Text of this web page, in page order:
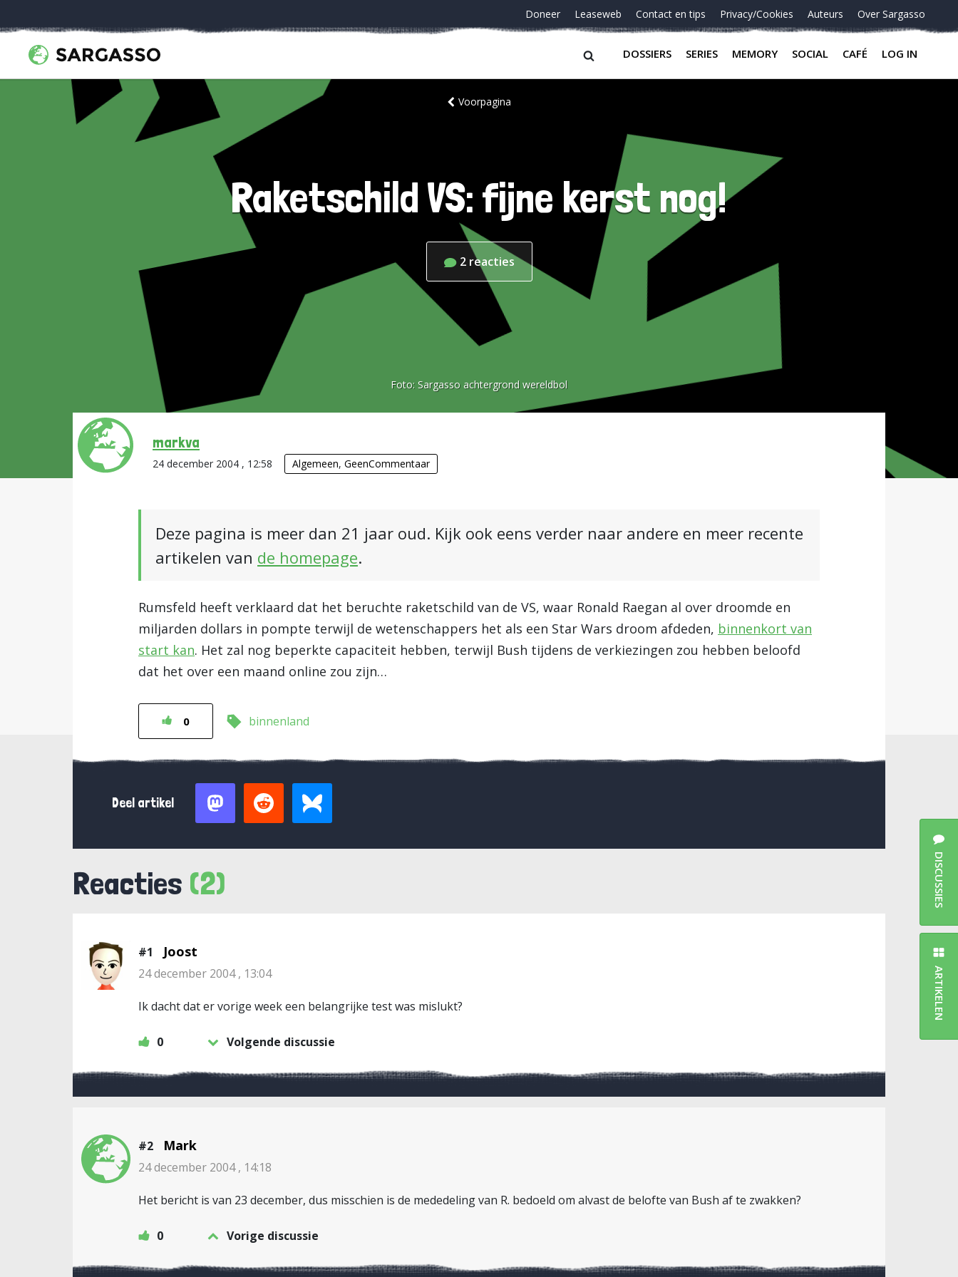
Doneer Leaseweb Contact en tips Privacy/Cookies Auteurs Over Sargasso
DOSSIERS SERIES MEMORY SOCIAL CAFÉ LOG IN
Voorpagina
Raketschild VS: fijne kerst nog!
2 reacties
Foto: Sargasso achtergrond wereldbol
markva
24 december 2004 , 12:58 Algemeen, GeenCommentaar
Deze pagina is meer dan 21 jaar oud. Kijk ook eens verder naar andere en meer recente
artikelen van de homepage.
Rumsfeld heeft verklaard dat het beruchte raketschild van de VS, waar Ronald Raegan al over droomde en
miljarden dollars in pompte terwijl de wetenschappers het als een Star Wars droom afdeden, binnenkort van
start kan. Het zal nog beperkte capaciteit hebben, terwijl Bush tijdens de verkiezingen zou hebben beloofd
dat het over een maand online zou zijn…
0 binnenland
Deel artikel
Reacties (2)
#1 Joost
24 december 2004 , 13:04
Ik dacht dat er vorige week een belangrijke test was mislukt?
0 Volgende discussie
#2 Mark
24 december 2004 , 14:18
Het bericht is van 23 december, dus misschien is de mededeling van R. bedoeld om alvast de belofte van Bush af te zwakken?
0 Vorige discussie
DISCUSSIES
ARTIKELEN